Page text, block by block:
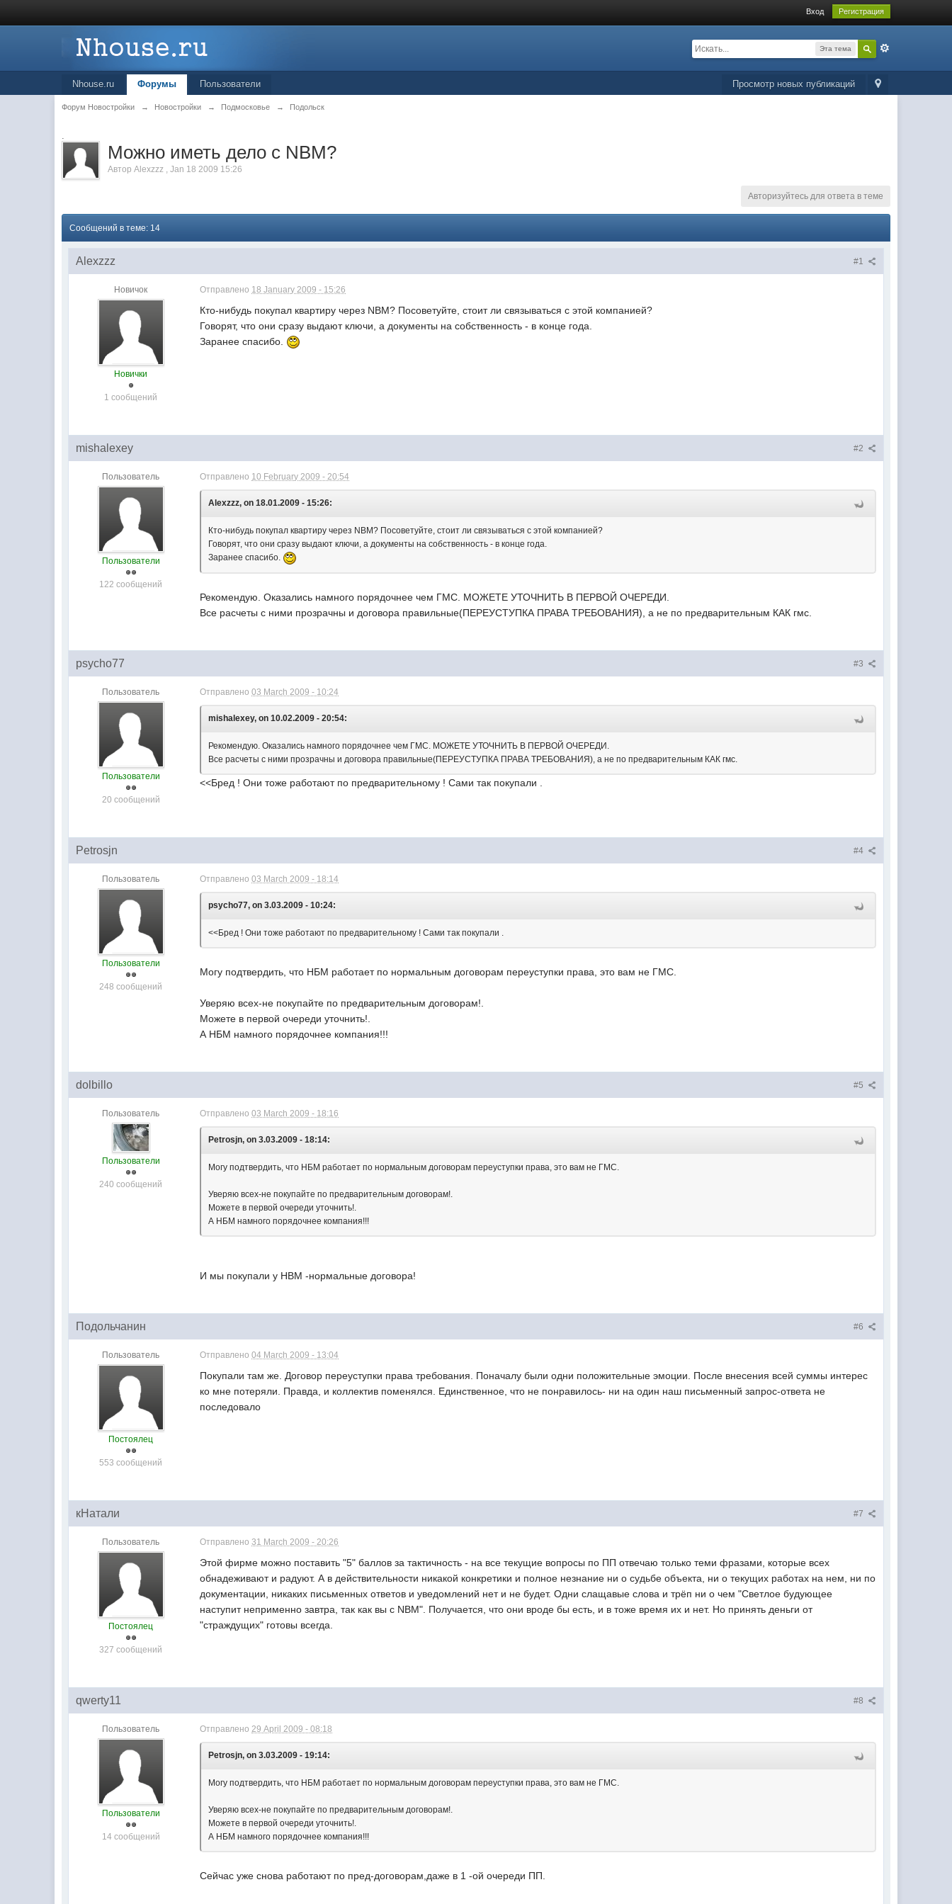
Вход Регистрация
Эта тема
Просмотр новых публикаций
Nhouse.ru Форумы Пользователи
Форум Новостройки → Новостройки → Подмосковье → Подольск
.
Можно иметь дело с NBM?
АвторAlexzzz ,Jan 18 2009 15:26
Авторизуйтесь для ответа в теме
Сообщений в теме: 14
#1
Alexzzz
Новичок
Новички
1 сообщений
Отправлено 18 January 2009 - 15:26
Кто-нибудь покупал квартиру через NBM? Посоветуйте, стоит ли связываться с этой компанией?
Говорят, что они сразу выдают ключи, а документы на собственность - в конце года.
Заранее спасибо.
#2
mishalexey
Пользователь
Пользователи
122 сообщений
Отправлено 10 February 2009 - 20:54
Alexzzz, on 18.01.2009 - 15:26:
Кто-нибудь покупал квартиру через NBM? Посоветуйте, стоит ли связываться с этой компанией?
Говорят, что они сразу выдают ключи, а документы на собственность - в конце года.
Заранее спасибо.
Рекомендую. Оказались намного порядочнее чем ГМС. МОЖЕТЕ УТОЧНИТЬ В ПЕРВОЙ ОЧЕРЕДИ.
Все расчеты с ними прозрачны и договора правильные(ПЕРЕУСТУПКА ПРАВА ТРЕБОВАНИЯ), а не по предварительным КАК гмс.
#3
psycho77
Пользователь
Пользователи
20 сообщений
Отправлено03 March 2009 - 10:24
mishalexey, on 10.02.2009 - 20:54:
Рекомендую. Оказались намного порядочнее чем ГМС. МОЖЕТЕ УТОЧНИТЬ В ПЕРВОЙ ОЧЕРЕДИ.
Все расчеты с ними прозрачны и договора правильные(ПЕРЕУСТУПКА ПРАВА ТРЕБОВАНИЯ), а не по предварительным КАК гмс.
<<Бред ! Они тоже работают по предварительному ! Сами так покупали .
#4
Petrosjn
Пользователь
Пользователи
248 сообщений
Отправлено03 March 2009 - 18:14
psycho77, on 3.03.2009 - 10:24:
<<Бред ! Они тоже работают по предварительному ! Сами так покупали .
Могу подтвердить, что НБМ работает по нормальным договорам переуступки права, это вам не ГМС.
Уверяю всех-не покупайте по предварительным договорам!.
Можете в первой очереди уточнить!.
А НБМ намного порядочнее компания!!!
#5
dolbillo
Пользователь
Пользователи
240 сообщений
Отправлено03 March 2009 - 18:16
Petrosjn, on 3.03.2009 - 18:14:
Могу подтвердить, что НБМ работает по нормальным договорам переуступки права, это вам не ГМС.
Уверяю всех-не покупайте по предварительным договорам!.
Можете в первой очереди уточнить!.
А НБМ намного порядочнее компания!!!
И мы покупали у НВМ -нормальные договора!
#6
Подольчанин
Пользователь
Постоялец
553 сообщений
Отправлено04 March 2009 - 13:04
Покупали там же. Договор переуступки права требования. Поначалу были одни положительные эмоции. После внесения всей суммы интерес
ко мне потеряли. Правда, и коллектив поменялся. Единственное, что не понравилось- ни на один наш письменный запрос-ответа не
последовало
#7
кНатали
Пользователь
Постоялец
327 сообщений
Отправлено31 March 2009 - 20:26
Этой фирме можно поставить "5" баллов за тактичность - на все текущие вопросы по ПП отвечаю только теми фразами, которые всех
обнадеживают и радуют. А в действительности никакой конкретики и полное незнание ни о судьбе объекта, ни о текущих работах на нем, ни по
документации, никаких письменных ответов и уведомлений нет и не будет. Одни слащавые слова и трёп ни о чем "Светлое будующее
наступит неприменно завтра, так как вы с NBM". Получается, что они вроде бы есть, и в тоже время их и нет. Но принять деньги от
"страждущих" готовы всегда.
#8
qwerty11
Пользователь
Пользователи
14 сообщений
Отправлено29 April 2009 - 08:18
Petrosjn, on 3.03.2009 - 19:14:
Могу подтвердить, что НБМ работает по нормальным договорам переуступки права, это вам не ГМС.
Уверяю всех-не покупайте по предварительным договорам!.
Можете в первой очереди уточнить!.
А НБМ намного порядочнее компания!!!
Сейчас уже снова работают по пред-договорам,даже в 1 -ой очереди ПП.